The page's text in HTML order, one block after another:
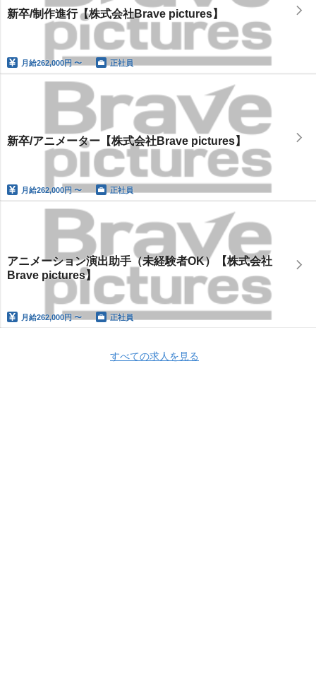
新卒/制作進行【株式会社Brave pictures】
月給262,000円 〜 正社員
新卒/アニメーター【株式会社Brave pictures】
月給262,000円 〜 正社員
アニメーション演出助手（未経験者OK）【株式会社
Brave pictures】
月給262,000円 〜 正社員
すべての求人を見る